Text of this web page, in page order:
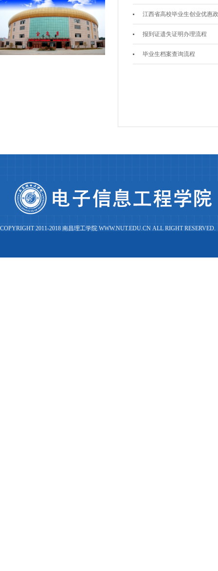
江西省高校毕业生创业优惠
报到证遗失证明办理流程
毕业生档案查询流程
COPYRIGHT 2011-2018 南昌理工学院 WWW.NUT.EDU.CN ALL RIGHT RESERVED.